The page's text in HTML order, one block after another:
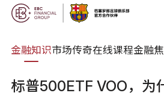
金融知识市场传奇在线课程金融
标普500ETF VOO，为